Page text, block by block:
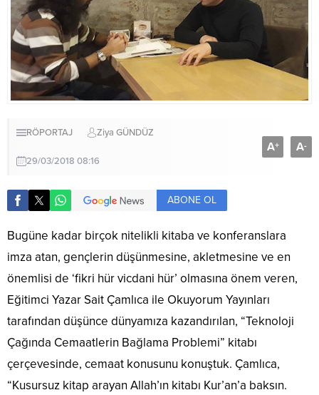
RÖPORTAJ Ziya GÜNDÜZ
29/03/2018 08:16
A+ A-
ABONE OL
Bugüne kadar birçok nitelikli kitaba ve konferanslara
imza atan, gençlerin düşünmesine, akletmesine ve en
önemlisi de ‘fikri hür vicdani hür’ olmasına önem veren,
Eğitimci Yazar Sait Çamlıca ile Okuyorum Yayınları
tarafından düşünce dünyamıza kazandırılan, “Teknoloji
Çağında Cemaatlerin Bağlama Problemi” kitabı
çerçevesinde, cemaat konusunu konuştuk. Çamlıca,
“Kusursuz kitap arayan Allah’ın kitabı Kur’an’a baksın.